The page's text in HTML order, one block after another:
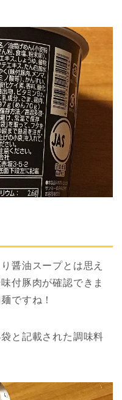
醤油スープとは思え
付豚肉が確認できま
ですね！
と記載された調味料